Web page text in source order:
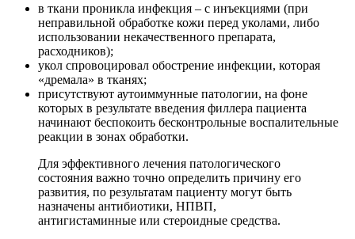
в ткани проникла инфекция – с инъекциями (при
неправильной обработке кожи перед уколами, либо
использовании некачественного препарата,
расходников);
укол спровоцировал обострение инфекции, которая
«дремала» в тканях;
присутствуют аутоиммунные патологии, на фоне
которых в результате введения филлера пациента
начинают беспокоить бесконтрольные воспалительные
реакции в зонах обработки.
Для эффективного лечения патологического
состояния важно точно определить причину его
развития, по результатам пациенту могут быть
назначены антибиотики, НПВП,
антигистаминные или стероидные средства.